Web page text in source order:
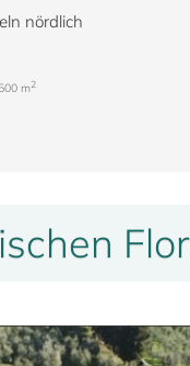
nördlich